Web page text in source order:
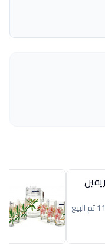
11 تم البيع